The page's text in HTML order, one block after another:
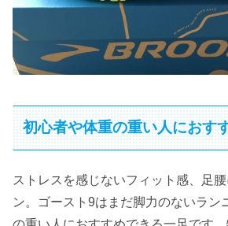
初心者や体重の重い人におす
ストレスを感じないフィット感、足
ン。ゴースト9はまだ脚力のないラン